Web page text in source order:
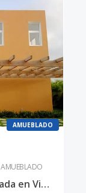
AMUEBLADO
AMUEBLADO
Hermosa Villa Amueblada en Vista Cana para Alquiler